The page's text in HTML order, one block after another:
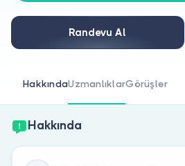
Doktor musunuz?
Randevu Al
HakkındaUzmanlıklarGörüşler
Hakkında